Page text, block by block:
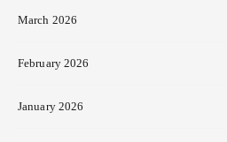
March 2026
February 2026
January 2026